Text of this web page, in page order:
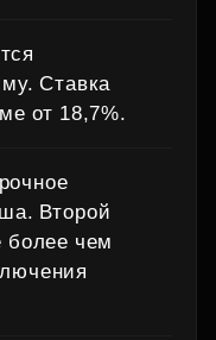
Ставка
от 18,7%.
Второй
более чем